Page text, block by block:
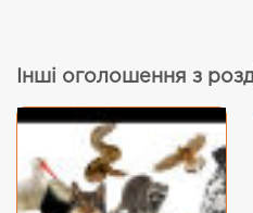
Інші оголошення з